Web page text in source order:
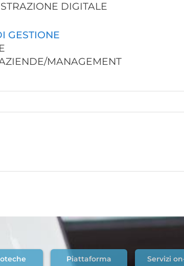
DIGITALE
GESTIONE
MANAGEMENT
Piattaforma
Servizi